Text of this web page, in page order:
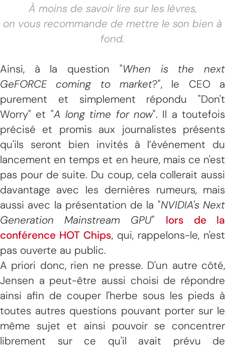
À moins de savoir lire sur les lèvres,
on vous recommande de mettre le son bien à
fond.
Ainsi, à la question "When is the next
GeFORCE coming to market?", le CEO a
purement et simplement répondu "Don't
Worry" et "A long time for now". Il a toutefois
précisé et promis aux journalistes présents
qu'ils seront bien invités à l’événement du
lancement en temps et en heure, mais ce n'est
pas pour de suite. Du coup, cela collerait aussi
davantage avec les dernières rumeurs, mais
aussi avec la présentation de la "NVIDIA's Next
Generation Mainstream GPU" lors de la
conférence HOT Chips, qui, rappelons-le, n'est
pas ouverte au public.
A priori donc, rien ne presse. D'un autre côté,
Jensen a peut-être aussi choisi de répondre
ainsi afin de couper l'herbe sous les pieds à
toutes autres questions pouvant porter sur le
même sujet et ainsi pouvoir se concentrer
librement sur ce qu'il avait prévu de